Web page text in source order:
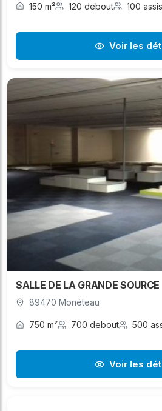
150 m² 120 debout 100
Voir les
SALLE DE LA GRANDE SOURCE
89470 Monéteau
750 m² 700 debout 500
Voir les